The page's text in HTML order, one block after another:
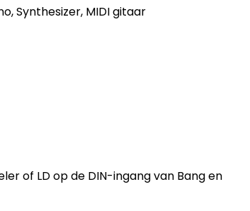
Synthesizer, MIDI gitaar
of LD op de DIN-ingang van Bang en